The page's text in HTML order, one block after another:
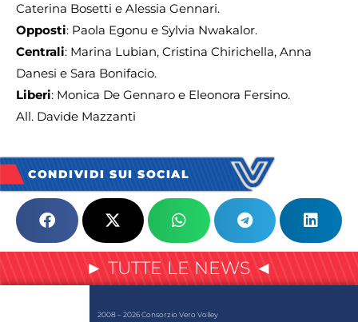
Caterina Bosetti e Alessia Gennari.
Opposti: Paola Egonu e Sylvia Nwakalor.
Centrali: Marina Lubian, Cristina Chirichella, Anna
Danesi e Sara Bonifacio.
Liberi: Monica De Gennaro e Eleonora Fersino.
All. Davide Mazzanti
CONDIVIDI SUI SOCIAL
► TUTTE LE NEWS ◄
2008 – 2026 Consorzio Vero Volley